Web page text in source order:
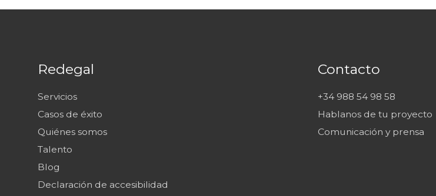
Redegal
Servicios
Casos de éxito
Quiénes somos
Talento
Blog
Declaración de accesibilidad
Contacto
+34 988 54 98 58
Hablanos de tu proyecto
Comunicación y prensa